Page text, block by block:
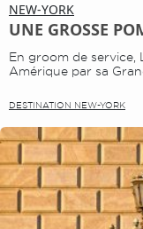
NEW-YORK
UNE GROSSE
En groom de
Amérique par sa
DESTINATION NEW-YORK